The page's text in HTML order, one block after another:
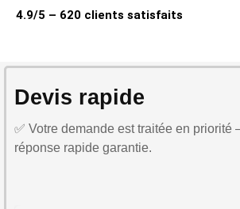
4.9/5 – 620 clients satisfaits
Devis rapide
✅ Votre demande est traitée en priorité
réponse rapide garantie.